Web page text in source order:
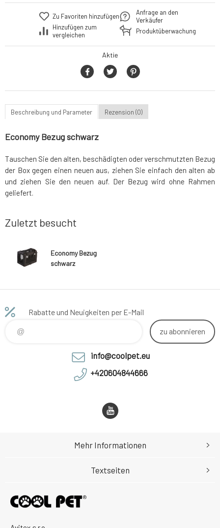
Zu Favoriten hinzufügen
Hinzufügen zum
vergleichen
Anfrage an den
Verkäufer
Produktüberwachung
Aktie
Beschreibung und Parameter Rezension (0)
Economy Bezug schwarz
Tauschen Sie den alten, beschädigten oder verschmutzten Bezug
der Box gegen einen neuen aus, ziehen Sie einfach den alten ab
und ziehen Sie den neuen auf. Der Bezug wird ohne Rahmen
geliefert.
Zuletzt besucht
Economy Bezug
schwarz
Rabatte und Neuigkeiten per E-Mail
zu abonnieren
info@coolpet.eu
+420604844666
Mehr Informationen
Textseiten